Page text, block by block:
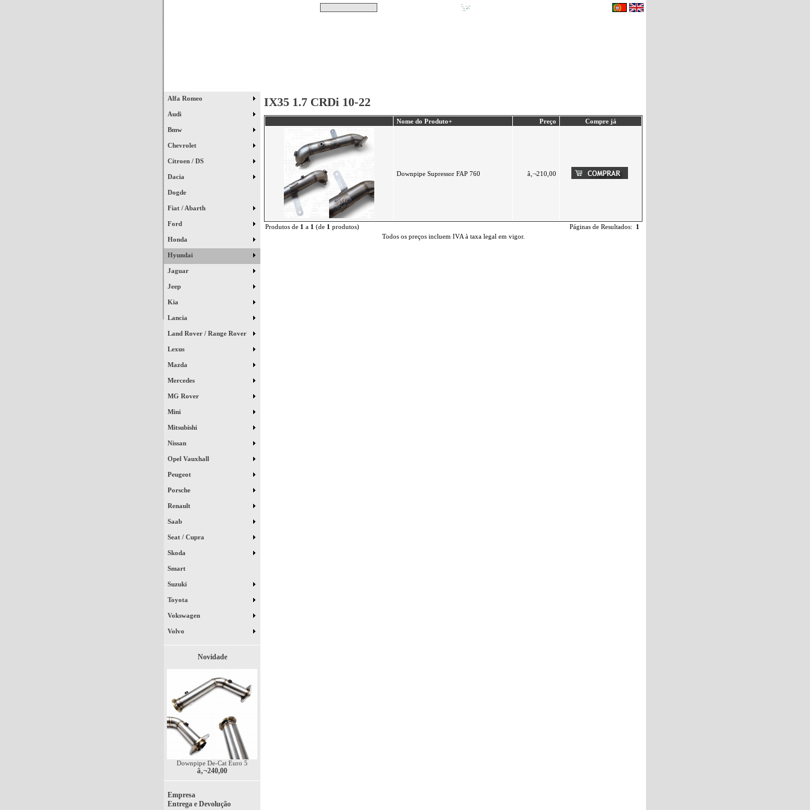
Alfa Romeo
Audi
Bmw
Chevrolet
Citroen / DS
Dacia
Dogde
Fiat / Abarth
Ford
Honda
Hyundai
Jaguar
Jeep
Kia
Lancia
Land Rover / Range Rover
Lexus
Mazda
Mercedes
MG Rover
Mini
Mitsubishi
Nissan
Opel Vauxhall
Peugeot
Porsche
Renault
Saab
Seat / Cupra
Skoda
Smart
Suzuki
Toyota
Vokswagen
Volvo
Novidade
Downpipe De-Cat Euro 5
â‚¬240,00
Empresa
Entrega e Devolução
IX35 1.7 CRDi 10-22
Nome do Produto+ Preço Compre já
Downpipe Supressor FAP 760 â‚¬210,00
Produtos de 1 a 1 (de 1 produtos) Páginas de Resultados: 1
Todos os preços incluem IVA à taxa legal em vigor.